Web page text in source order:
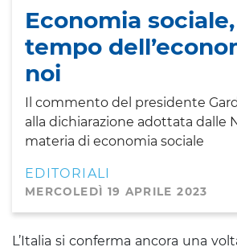
Economia
tempo
noi
Il commento del presidente
alla dichiarazione adottata dalle
materia di economia sociale
EDITORIALI
MERCOLEDÌ 19 APRILE 2023
L’Italia si conferma ancora una